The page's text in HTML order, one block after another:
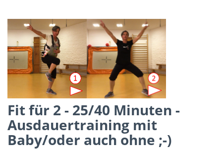
Fit für 2 - 25/40 Minuten -
Ausdauertraining mit
Baby/oder auch ohne ;-)